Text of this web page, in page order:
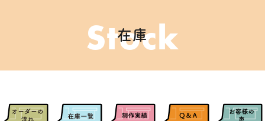
Stock
在庫